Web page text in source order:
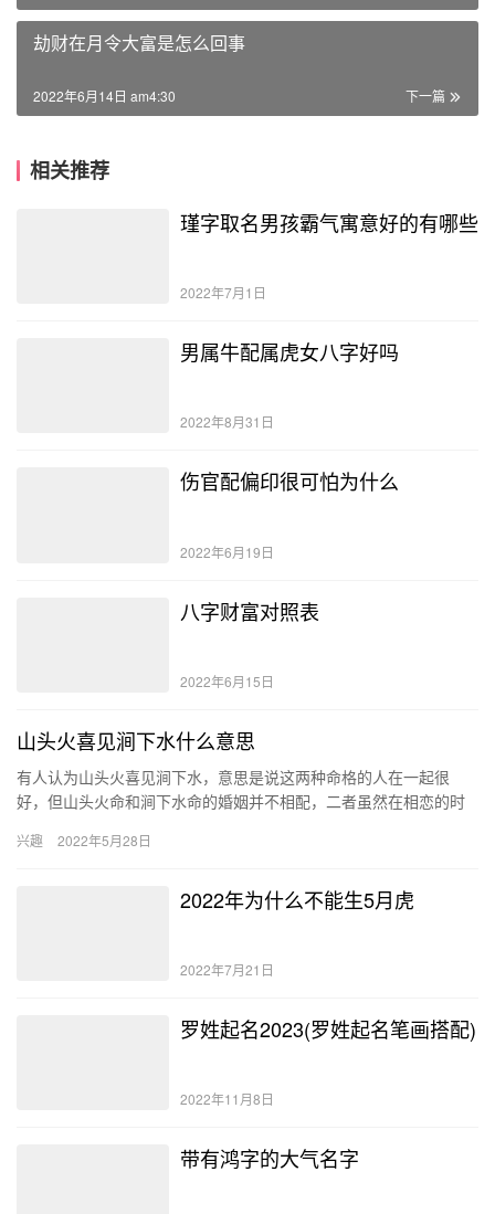
劫财在月令大富是怎么回事
下一篇
2022年6月14日 am4:30
相关推荐
瑾字取名男孩霸气寓意好的有哪些
2022年7月1日
男属牛配属虎女八字好吗
2022年8月31日
伤官配偏印很可怕为什么
2022年6月19日
八字财富对照表
2022年6月15日
山头火喜见涧下水什么意思
有人认为山头火喜见涧下水，意思是说这两种命格的人在一起很
好，但山头火命和涧下水命的婚姻并不相配，二者虽然在相恋的时
裂，夫妻…
兴趣 2022年5月28日
2022年为什么不能生5月虎
2022年7月21日
罗姓起名2023(罗姓起名笔画搭配)
2022年11月8日
带有鸿字的大气名字